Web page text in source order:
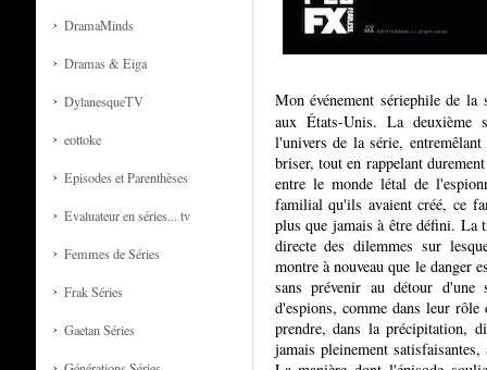
DramaMinds
Dramas & Eiga
DylanesqueTV
eottoke
Episodes et Parenthèses
Evaluateur en séries... tv
Femmes de Séries
Frak Séries
Gaetan Séries
Mon événement sériephile de la
aux États-Unis. La deuxième
l'univers de la série,
briser, tout en rappelant
entre le monde létal de
familial qu'ils avaient créé, ce
plus que jamais à être défini. La
directe des dilemmes sur
montre à nouveau que le danger
sans prévenir au détour
d'espions, comme dans leur
prendre, dans la précipitation,
jamais pleinement